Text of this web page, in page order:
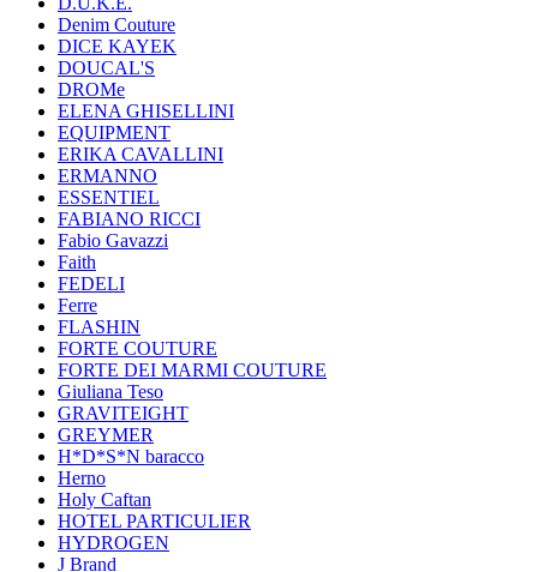
Denim Couture
DICE KAYEK
DOUCAL'S
DROMe
ELENA GHISELLINI
EQUIPMENT
ERIKA CAVALLINI
ERMANNO
ESSENTIEL
FABIANO RICCI
Fabio Gavazzi
Faith
FEDELI
Ferre
FLASHIN
FORTE COUTURE
FORTE DEI MARMI COUTURE
Giuliana Teso
GRAVITEIGHT
GREYMER
H*D*S*N baracco
Herno
Holy Caftan
HOTEL PARTICULIER
HYDROGEN
J Brand